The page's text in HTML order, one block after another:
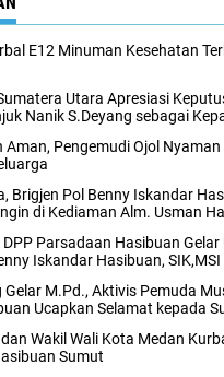
E12 Minuman Kesehatan
Utara Apresiasi
Nanik S.Deyang sebagai
Aman, Pengemudi Ojol Nyaman
Brigjen Pol Benny Iskandar
di Kediaman Alm. Usman
Parsadaan Hasibuan Gelar
Iskandar Hasibuan, SIK,MSI
Gelar M.Pd., Aktivis Pemuda
Ucapkan Selamat kepada
Wakil Wali Kota Medan
Sumut